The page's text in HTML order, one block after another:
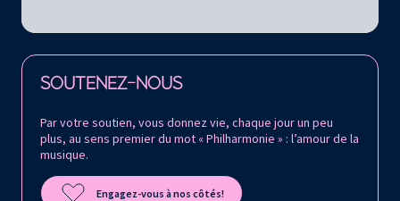
SOUTENEZ-NOUS
Par votre soutien, vous donnez vie, chaque jour un peu
plus, au sens premier du mot « Philharmonie » : l’amour de la
musique.
Engagez-vous à nos côtés!
Retrouvez la Philharmonie de Paris sur